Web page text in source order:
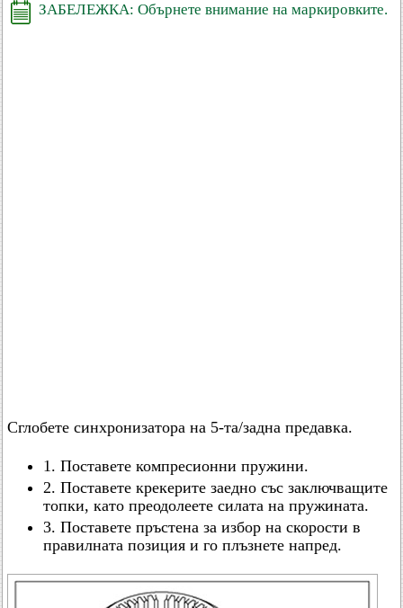
ЗАБЕЛЕЖКА: Обърнете внимание на маркировките.
Сглобете синхронизатора на 5-та/задна предавка.
1. Поставете компресионни пружини.
2. Поставете крекерите заедно със заключващите
топки, като преодолеете силата на пружината.
3. Поставете пръстена за избор на скорости в
правилната позиция и го плъзнете напред.